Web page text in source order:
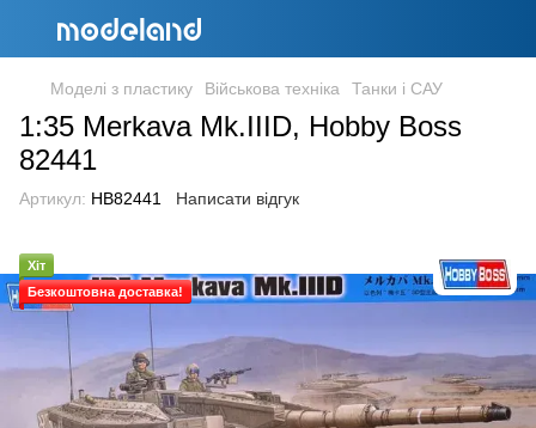
Моделі з пластику Військова техніка Танки і САУ
1:35 Merkava Mk.IIID, Hobby Boss
82441
Артикул: HB82441 Написати відгук
Хіт
Безкоштовна доставка!